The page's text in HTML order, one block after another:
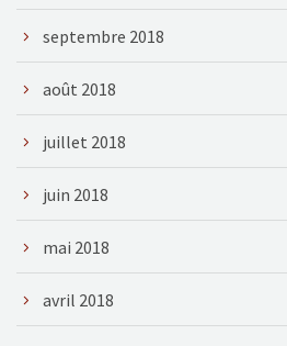
septembre 2018
août 2018
juillet 2018
juin 2018
mai 2018
avril 2018